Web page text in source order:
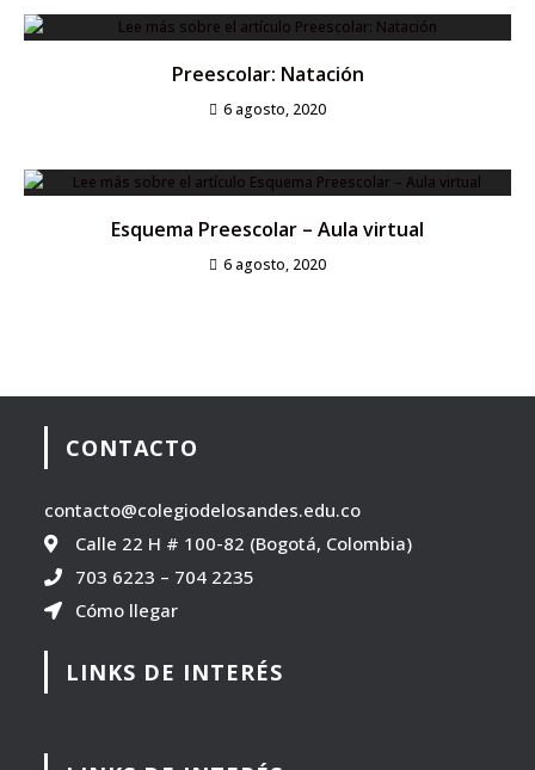
Preescolar: Natación
6 agosto, 2020
Esquema Preescolar – Aula virtual
6 agosto, 2020
CONTACTO
contacto@colegiodelosandes.edu.co
Calle 22 H # 100-82 (Bogotá, Colombia)
703 6223 – 704 2235
Cómo llegar
LINKS DE INTERÉS